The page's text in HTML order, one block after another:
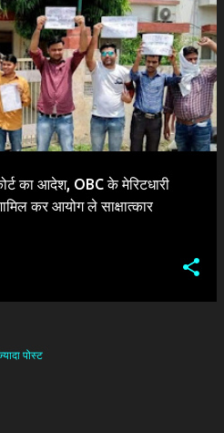
का आदेश, OBC के मेरिटधारी
कर आयोग ले साक्षात्कार
पोस्ट